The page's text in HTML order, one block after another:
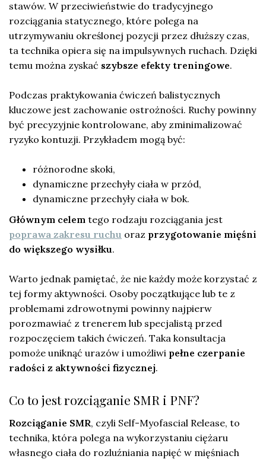
stawów. W przeciwieństwie do tradycyjnego
rozciągania statycznego, które polega na
utrzymywaniu określonej pozycji przez dłuższy czas,
ta technika opiera się na impulsywnych ruchach. Dzięki
temu można zyskać szybsze efekty treningowe.
Podczas praktykowania ćwiczeń balistycznych
kluczowe jest zachowanie ostrożności. Ruchy powinny
być precyzyjnie kontrolowane, aby zminimalizować
ryzyko kontuzji. Przykładem mogą być:
różnorodne skoki,
dynamiczne przechyły ciała w przód,
dynamiczne przechyły ciała w bok.
Głównym celem tego rodzaju rozciągania jest
poprawa zakresu ruchu oraz przygotowanie mięśni
do większego wysiłku.
Warto jednak pamiętać, że nie każdy może korzystać z
tej formy aktywności. Osoby początkujące lub te z
problemami zdrowotnymi powinny najpierw
porozmawiać z trenerem lub specjalistą przed
rozpoczęciem takich ćwiczeń. Taka konsultacja
pomoże uniknąć urazów i umożliwi pełne czerpanie
radości z aktywności fizycznej.
Co to jest rozciąganie SMR i PNF?
Rozciąganie SMR, czyli Self-Myofascial Release, to
technika, która polega na wykorzystaniu ciężaru
własnego ciała do rozluźniania napięć w mięśniach